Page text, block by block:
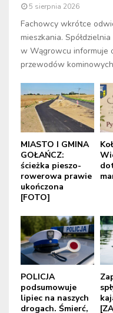
5 sierpnia 2026
Fachowcy wkrótce
mieszkania.
w Wągrowcu informuje
przewodów
MIASTO I GMINA
GOŁAŃCZ:
ścieżka pieszo-
rowerowa prawie
ukończona
[FOTO]
POLICJA
podsumowuje
lipiec na naszych
drogach. Śmierć,